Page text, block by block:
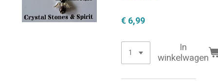
€ 6,99
In
winkelwagen